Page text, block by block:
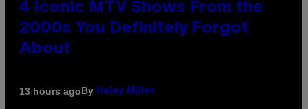
4 Iconic MTV Shows From the
2000s You Definitely Forgot
About
13 hours agoBy Haley Miller